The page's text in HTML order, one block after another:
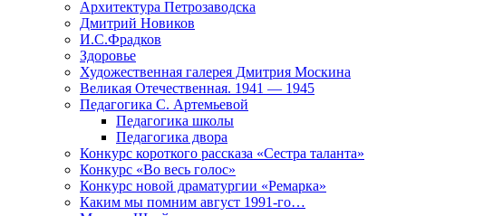
Архитектура Петрозаводска
Дмитрий Новиков
И.С.Фрадков
Здоровье
Художественная галерея Дмитрия Москина
Великая Отечественная. 1941 — 1945
Педагогика С. Артемьевой
Педагогика школы
Педагогика двора
Конкурс короткого рассказа «Сестра таланта»
Конкурс «Во весь голос»
Конкурс новой драматургии «Ремарка»
Каким мы помним август 1991-го…